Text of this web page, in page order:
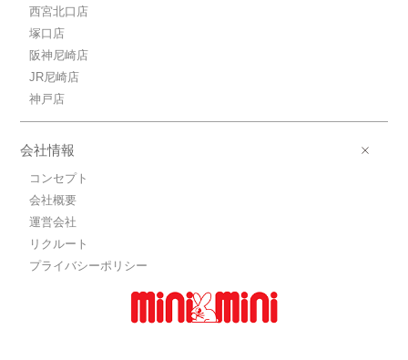
西宮北口店
塚口店
阪神尼崎店
JR尼崎店
神戸店
会社情報
コンセプト
会社概要
運営会社
リクルート
プライバシーポリシー